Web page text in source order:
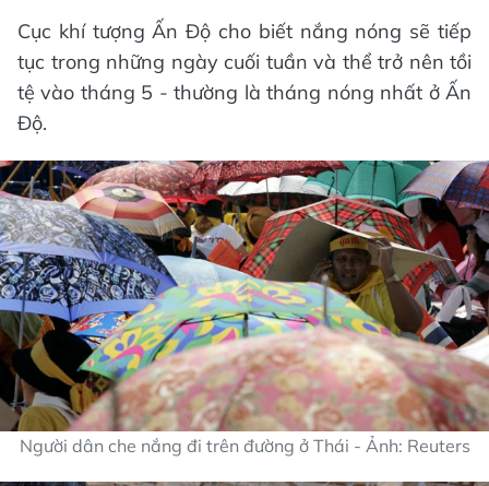
Cục khí tượng Ấn Độ cho biết nắng nóng sẽ tiếp
tục trong những ngày cuối tuần và thể trở nên tồi
tệ vào tháng 5 - thường là tháng nóng nhất ở Ấn
Độ.
Người dân che nắng đi trên đường ở Thái - Ảnh: Reuters